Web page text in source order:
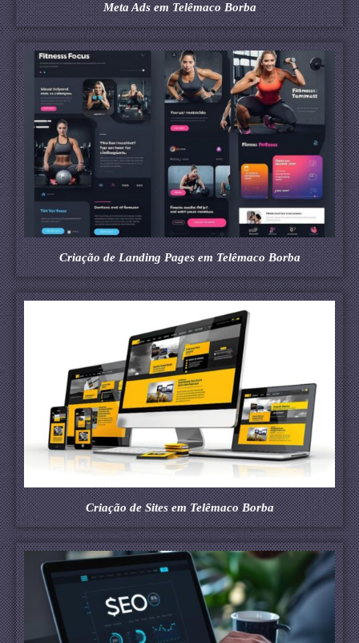
Meta Ads em Telêmaco Borba
Criação de Landing Pages em Telêmaco Borba
Criação de Sites em Telêmaco Borba